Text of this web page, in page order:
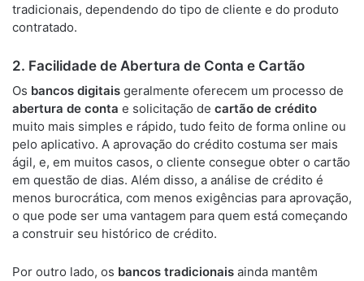
tradicionais, dependendo do tipo de cliente e do produto
contratado.
2. Facilidade de Abertura de Conta e Cartão
Os bancos digitais geralmente oferecem um processo de
abertura de conta e solicitação de cartão de crédito
muito mais simples e rápido, tudo feito de forma online ou
pelo aplicativo. A aprovação do crédito costuma ser mais
ágil, e, em muitos casos, o cliente consegue obter o cartão
em questão de dias. Além disso, a análise de crédito é
menos burocrática, com menos exigências para aprovação,
o que pode ser uma vantagem para quem está começando
a construir seu histórico de crédito.
Por outro lado, os bancos tradicionais ainda mantêm